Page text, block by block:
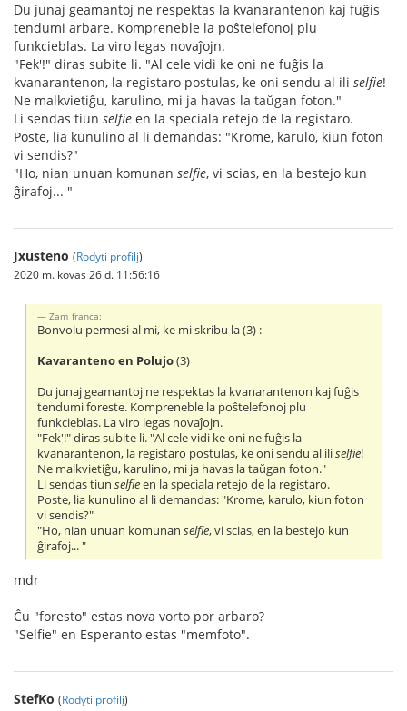
Du junaj geamantoj ne respektas la kvanarantenon kaj fuĝis
tendumi arbare. Kompreneble la poŝtelefonoj plu
funkcieblas. La viro legas novaĵojn.
"Fek'!" diras subite li. "Al cele vidi ke oni ne fuĝis la
kvanarantenon, la registaro postulas, ke oni sendu al ili selfie!
Ne malkvietiĝu, karulino, mi ja havas la taŭgan foton."
Li sendas tiun selfie en la speciala retejo de la registaro.
Poste, lia kunulino al li demandas: "Krome, karulo, kiun foton
vi sendis?"
"Ho, nian unuan komunan selfie, vi scias, en la bestejo kun
ĝirafoj... "
Jxusteno (Rodyti profilį)
2020 m. kovas 26 d. 11:56:16
Zam_franca:
Bonvolu permesi al mi, ke mi skribu la (3) :
Kavaranteno en Polujo(3)
Du junaj geamantoj ne respektas la kvanarantenon kaj fuĝis
tendumi foreste. Kompreneble la poŝtelefonoj plu
funkcieblas. La viro legas novaĵojn.
"Fek'!" diras subite li. "Al cele vidi ke oni ne fuĝis la
kvanarantenon, la registaro postulas, ke oni sendu al iliselfie!
Ne malkvietiĝu, karulino, mi ja havas la taŭgan foton."
Li sendas tiunselfieen la speciala retejo de la registaro.
Poste, lia kunulino al li demandas: "Krome, karulo, kiun foton
vi sendis?"
"Ho, nian unuan komunanselfie, vi scias, en la bestejo kun
ĝirafoj... "
mdr
Ĉu "foresto" estas nova vorto por arbaro?
"Selfie" en Esperanto estas "memfoto".
StefKo (Rodyti profilį)